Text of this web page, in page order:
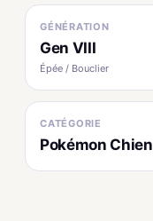
GÉNÉRATION
Gen VIII
Épée / Bouclier
CATÉGORIE
Pokémon Chien